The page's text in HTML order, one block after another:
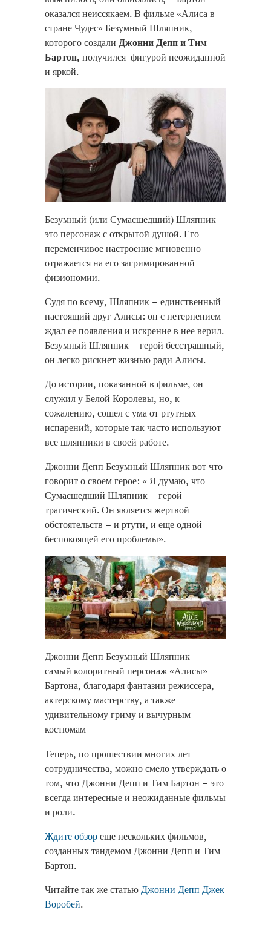
оказался неиссякаем. В фильме «Алиса в
стране Чудес» Безумный Шляпник,
которого создали Джонни Депп и Тим
Бартон, получился фигурой неожиданной
и яркой.
Безумный (или Сумасшедший) Шляпник –
это персонаж с открытой душой. Его
переменчивое настроение мгновенно
отражается на его загримированной
физиономии.
Судя по всему, Шляпник – единственный
настоящий друг Алисы: он с нетерпением
ждал ее появления и искренне в нее верил.
Безумный Шляпник – герой бесстрашный,
он легко рискнет жизнью ради Алисы.
До истории, показанной в фильме, он
служил у Белой Королевы, но, к
сожалению, сошел с ума от ртутных
испарений, которые так часто используют
все шляпники в своей работе.
Джонни Депп Безумный Шляпник вот что
говорит о своем герое: « Я думаю, что
Сумасшедший Шляпник – герой
трагический. Он является жертвой
обстоятельств – и ртути, и еще одной
беспокоящей его проблемы».
Джонни Депп Безумный Шляпник –
самый колоритный персонаж «Алисы»
Бартона, благодаря фантазии режиссера,
актерскому мастерству, а также
удивительному гриму и вычурным
костюмам
replique montre
replique iwc
orologi replica
Теперь, по прошествии многих лет
сотрудничества, можно смело утверждать о
том, что Джонни Депп и Тим Бартон – это
всегда интересные и неожиданные фильмы
и роли.
Ждите обзореще нескольких фильмов,
созданных тандемом Джонни Депп и Тим
Бартон.
Читайте так же статьюДжонни Депп Джек
Воробей.